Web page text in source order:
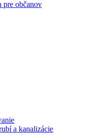
pre občanov
a kanalizácie